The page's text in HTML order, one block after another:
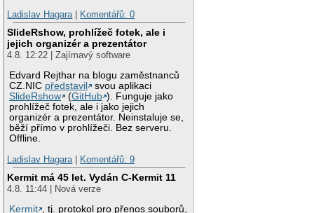
Ladislav Hagara | Komentářů: 0
SlideRshow, prohlížeč fotek, ale i
jejich organizér a prezentátor
4.8. 12:22 | Zajímavý software
Edvard Rejthar na blogu zaměstnanců
CZ.NIC představil
svou aplikaci
SlideRshow
(GitHub ). Funguje jako
prohlížeč fotek, ale i jako jejich
organizér a prezentátor. Neinstaluje se,
běží přímo v prohlížeči. Bez serveru.
Offline.
Ladislav Hagara | Komentářů: 9
Kermit má 45 let. Vydán C-Kermit 11
4.8. 11:44 | Nová verze
Kermit , tj. protokol pro přenos souborů,